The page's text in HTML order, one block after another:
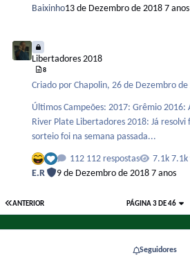
Baixinho13 de Dezembro de 20187 anos
Libertadores 2018
8
Criado porChapolin,26 de Dezembro de
Últimos Campeões: 2017: Grêmio 2016: Atlético Nacional 2015:
River Plate Libertadores 2018: Já resolvi fazer o tópico, pois o
sorteio foi na semana passada...
112 respostas
7.1k
E.R
9 de Dezembro de 20187 anos
ANTERIOR PÁGINA 3 DE 46
Seguidores